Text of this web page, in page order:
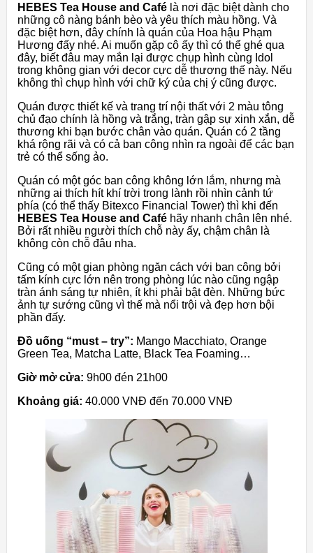
HEBES Tea House and Café là nơi đặc biệt dành cho
những cô nàng bánh bèo và yêu thích màu hồng. Và
đặc biệt hơn, đây chính là quán của Hoa hậu Phạm
Hương đấy nhé. Ai muốn gặp cô ấy thì có thể ghé qua
đây, biết đâu may mắn lại được chụp hình cùng Idol
trong không gian với decor cực dễ thương thế này. Nếu
không thì chụp hình với chữ ký của chị ý cũng được.
Quán được thiết kế và trang trí nội thất với 2 màu tông
chủ đạo chính là hồng và trắng, tràn gập sự xinh xắn, dễ
thương khi bạn bước chân vào quán. Quán có 2 tầng
khá rộng rãi và có cả ban công nhìn ra ngoài để các bạn
trẻ có thể sống ảo.
Quán có một góc ban công không lớn lắm, nhưng mà
những ai thích hít khí trời trong lành rồi nhìn cảnh tứ
phía (có thể thấy Bitexco Financial Tower) thì khi đến
HEBES Tea House and Café hãy nhanh chân lên nhé.
Bởi rất nhiều người thích chỗ này ấy, chậm chân là
không còn chỗ đâu nha.
Cũng có một gian phòng ngăn cách với ban công bởi
tấm kính cực lớn nên trong phòng lúc nào cũng ngập
tràn ánh sáng tự nhiên, ít khi phải bật đèn. Những bức
ảnh tự sướng cũng vì thế mà nổi trội và đẹp hơn bội
phần đấy.
Đồ uống “must – try”: Mango Macchiato, Orange
Green Tea, Matcha Latte, Black Tea Foaming…
Giờ mở cửa: 9h00 đén 21h00
Khoảng giá: 40.000 VNĐ đến 70.000 VNĐ